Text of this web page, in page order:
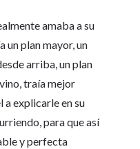
amaba a su
un plan mayor, un
arriba, un plan
traía mejor
a explicarle en su
para que así
y perfecta